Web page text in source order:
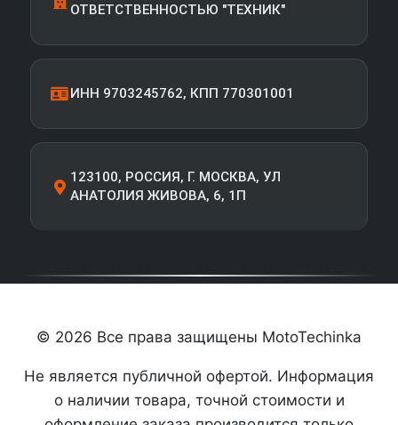
ОТВЕТСТВЕННОСТЬЮ "ТЕХНИК"
ИНН 9703245762, КПП 770301001
123100, РОССИЯ, Г. МОСКВА, УЛ
АНАТОЛИЯ ЖИВОВА, 6, 1П
© 2026 Все права защищены MotoTechinka
Не является публичной офертой. Информация
о наличии товара, точной стоимости и